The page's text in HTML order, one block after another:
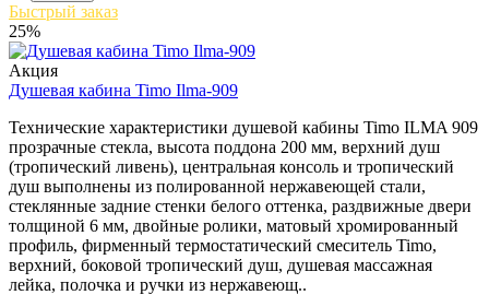
Быстрый заказ
25%
Акция
Душевая кабина Timo Ilma-909
Технические характеристики душевой кабины Timo ILMA 909
прозрачные стекла, высота поддона 200 мм, верхний душ
(тропический ливень), центральная консоль и тропический
душ выполнены из полированной нержавеющей стали,
стеклянные задние стенки белого оттенка, раздвижные двери
толщиной 6 мм, двойные ролики, матовый хромированный
профиль, фирменный термостатический смеситель Timo,
верхний, боковой тропический душ, душевая массажная
лейка, полочка и ручки из нержавеющ..